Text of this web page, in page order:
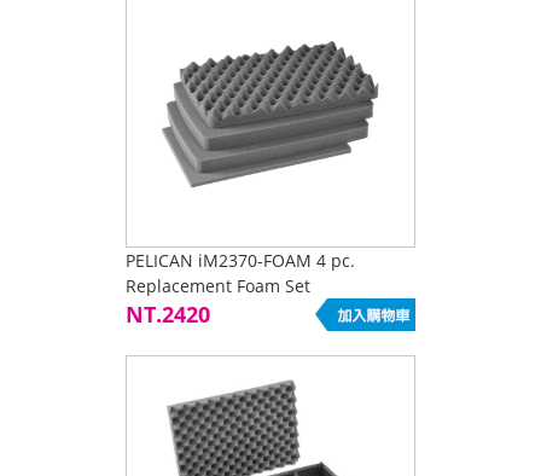
PELICAN iM2370-FOAM 4 pc.
Replacement Foam Set
NT.2420